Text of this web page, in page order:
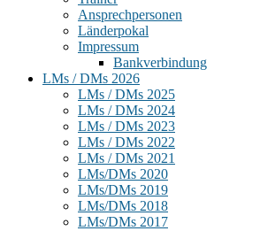
Ansprechpersonen
Länderpokal
Impressum
Bankverbindung
LMs / DMs 2026
LMs / DMs 2025
LMs / DMs 2024
LMs / DMs 2023
LMs / DMs 2022
LMs / DMs 2021
LMs/DMs 2020
LMs/DMs 2019
LMs/DMs 2018
LMs/DMs 2017